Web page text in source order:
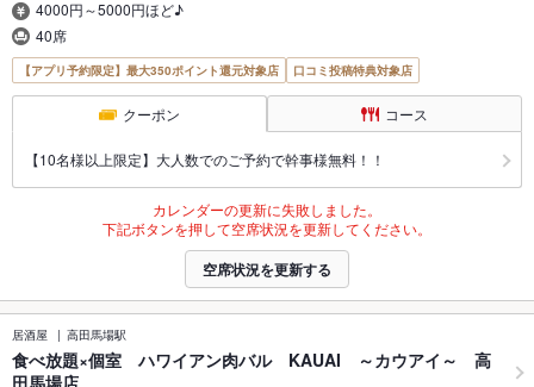
4000円～5000円ほど♪
40席
【アプリ予約限定】最大350ポイント還元対象店 口コミ投稿特典対象店
クーポン コース
【10名様以上限定】大人数でのご予約で幹事様無料！！
カレンダーの更新に失敗しました。
下記ボタンを押して空席状況を更新してください。
空席状況を更新する
居酒屋 高田馬場駅
食べ放題×個室 ハワイアン肉バル KAUAI ～カウアイ～ 高
田馬場店